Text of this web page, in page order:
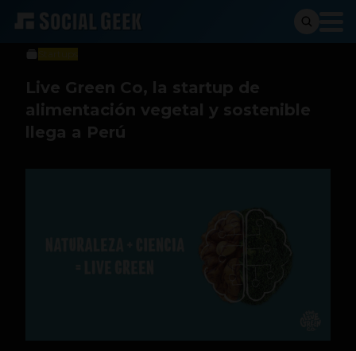
Social Geek
5 de abril de 2021
Live Green Co, la startup de
alimentación vegetal y sostenible
llega a Perú